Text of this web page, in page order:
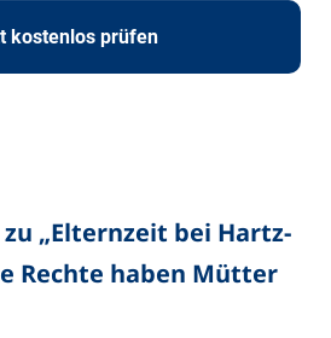
kostenlos prüfen
„Elternzeit bei Hartz-
Rechte haben Mütter